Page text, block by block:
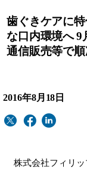
歯ぐきケアに
な口内環境へ9
通信販売等で
2016年8月18日
株式会社フィリッ